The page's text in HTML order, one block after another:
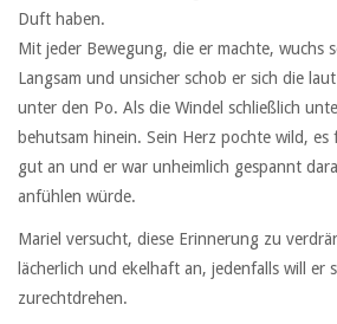
Duft haben.
Mit jeder Bewegung, die er machte, wuchs
Langsam und unsicher schob er sich die
unter den Po. Als die Windel schließlich
behutsam hinein. Sein Herz pochte wild, es
gut an und er war unheimlich gespannt
anfühlen würde.
Mariel versucht, diese Erinnerung zu
lächerlich und ekelhaft an, jedenfalls will er
zurechtdrehen.